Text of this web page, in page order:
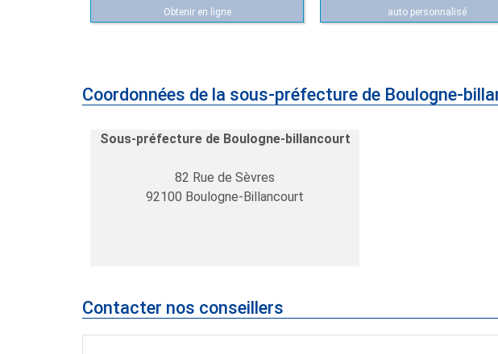
Obtenir en ligne auto personnalisé
Coordonnées de la sous-préfecture de Boulogne-
Sous-préfecture de Boulogne-billancourt
82 Rue de Sèvres
92100 Boulogne-Billancourt
Contacter nos conseillers